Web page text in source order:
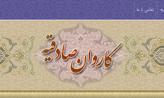
تماس با ما